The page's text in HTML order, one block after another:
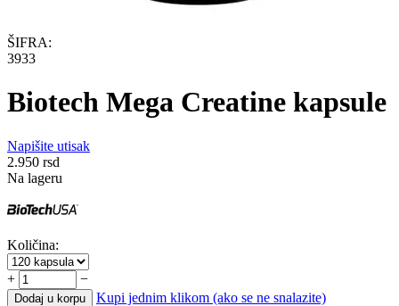
ŠIFRA:
3933
Biotech Mega Creatine kapsule
Napišite utisak
2.950 rsd
Na lageru
Količina:
+ −
Dodaj u korpu
Kupi jednim klikom (ako se ne snalazite)